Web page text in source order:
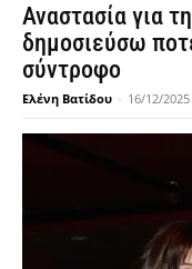
Αναστασία για
δημοσιεύσω
σύντροφο
Ελένη Βατίδου - 16/12/